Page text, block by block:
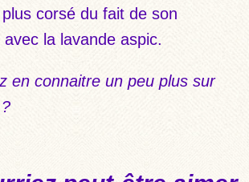
corsé du fait de son
la lavande aspic.
en connaitre un peu plus sur